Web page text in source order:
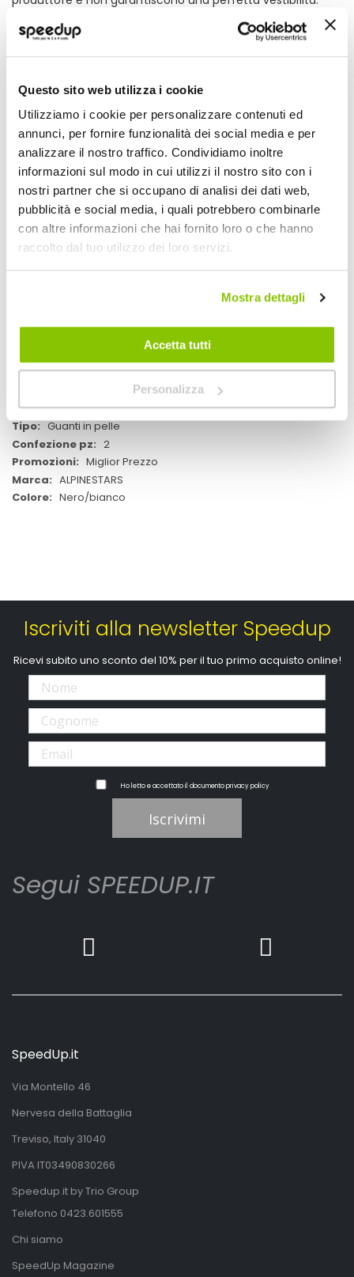
Questo sito web utilizza i cookie
Utilizziamo i cookie per personalizzare contenuti ed
annunci, per fornire funzionalità dei social media e per
analizzare il nostro traffico. Condividiamo inoltre
informazioni sul modo in cui utilizzi il nostro sito con i
nostri partner che si occupano di analisi dei dati web,
pubblicità e social media, i quali potrebbero combinarle
con altre informazioni che hai fornito loro o che hanno
raccolto dal tuo utilizzo dei loro servizi.
Mostra dettagli
Accetta tutti
Personalizza
CIRCONFERENZA DELLA MANO: Avvolgi un nastro di
misurazione attorno alla mano dietro le nocche, escluso il
pollice, tenendo il nastro aderente. Misura entrambe le
mani sinistra e destra e usa la più grande delle due
Specifiche tecniche
Maggiori M2100462
No
moto
Guanti in pelle
2
Miglior Prezzo
ALPINESTARS
Nero/bianco
Iscriviti alla newsletter Speedup
Ricevi subito uno sconto del 10% per il tuo primo acquisto online!
Ho letto e accettato il documentoprivacy policy
Iscrivimi
Segui SPEEDUP.IT
SpeedUp.it
Via Montello 46
Nervesa della Battaglia
Treviso, Italy 31040
PIVA IT03490830266
Speedup.it by Trio Group
Telefono 0423.601555
Chi siamo
SpeedUp Magazine